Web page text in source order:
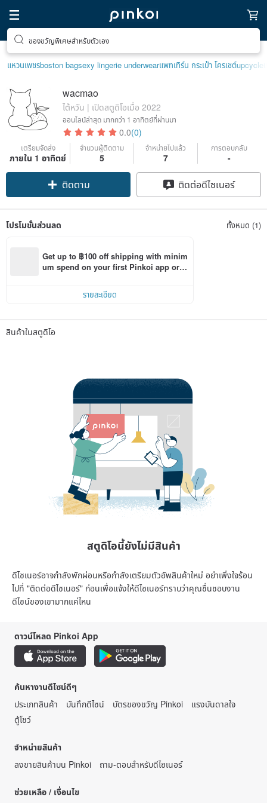
ของขวัญพิเศษสำหรับตัวเอง
แหวนเพชรboston bagsexy lingerie underwearแพทเทิร์น กระเป๋า โครเชต์upcycle
wacmao
ไต้หวัน | เปิดสตูดิโอเมื่อ 2022
ออนไลน์ล่าสุด มากกว่า 1 อาทิตย์ที่ผ่านมา
0.0(0)
เตรียมจัดส่ง
ภายใน 1 อาทิตย์
จำนวนผู้ติดตาม
5
จำหน่ายไปแล้ว
7
การตอบกลับ
-
ติดตาม ติดต่อดีไซเนอร์
โปรโมชั่นส่วนลด ทั้งหมด (1)
Get up to ฿100 off shipping with minim
um spend on your first Pinkoi app orde
รายละเอียด
สินค้าในสตูดิโอ
สตูดิโอนี้ยังไม่มีสินค้า
ดีไซเนอร์อาจกำลังพักผ่อนหรือกำลังเตรียมตัวอัพสินค้าใหม่ อย่าเพิ่งใจร้อน
ไปที่ "ติดต่อดีไซเนอร์" ก่อนเพื่อแจ้งให้ดีไซเนอร์ทราบว่าคุณชื่นชอบงาน
ดีไซน์ของเขามากแค่ไหน
ดาวน์โหลด Pinkoi App
ค้นหางานดีไซน์ดีๆ
ประเภทสินค้า
บันทึกดีไซน์ บัตรของขวัญ Pinkoi
แรงบันดาลใจ
ตู้โชว์
จำหน่ายสินค้า
ลงขายสินค้าบน Pinkoi
ถาม-ตอบสำหรับดีไซเนอร์
ช่วยเหลือ / เงื่อนไข